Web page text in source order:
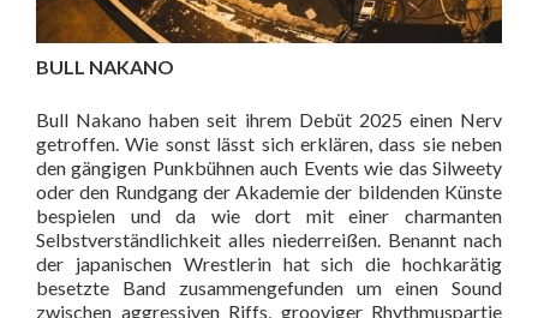
BULL NAKANO
Bull Nakano haben seit ihrem Debüt 2025 einen Nerv
getroffen. Wie sonst lässt sich erklären, dass sie neben
den gängigen Punkbühnen auch Events wie das Silweety
oder den Rundgang der Akademie der bildenden Künste
bespielen und da wie dort mit einer charmanten
Selbstverständlichkeit alles niederreißen. Benannt nach
der japanischen Wrestlerin hat sich die hochkarätig
besetzte Band zusammengefunden um einen Sound
zwischen aggressiven Riffs, grooviger Rhythmuspartie